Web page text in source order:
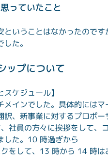
っていたこと
ということはなかったので
た。
ップについて
スケジュール】
メインでした。具体的には
訳、新事業に対するプロポ
社員の方々に挨拶をして、
した。10 時過ぎから
をして、13 時から 14 時は